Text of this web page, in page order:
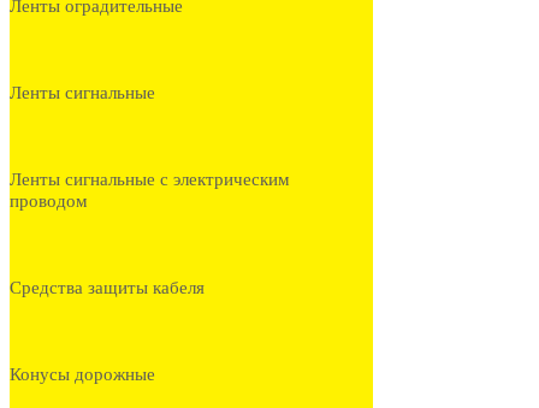
Ленты оградительные
Ленты сигнальные
Ленты сигнальные с электрическим
проводом
Средства защиты кабеля
Конусы дорожные